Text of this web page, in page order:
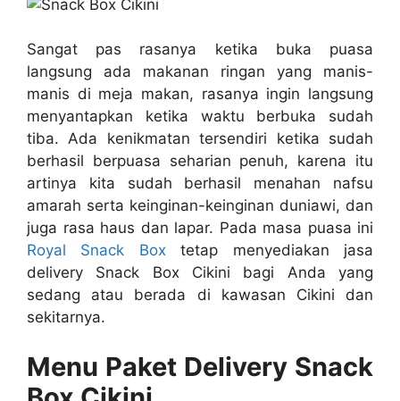
Sangat pas rasanya ketika buka puasa
langsung ada makanan ringan yang manis-
manis di meja makan, rasanya ingin langsung
menyantapkan ketika waktu berbuka sudah
tiba. Ada kenikmatan tersendiri ketika sudah
berhasil berpuasa seharian penuh, karena itu
artinya kita sudah berhasil menahan nafsu
amarah serta keinginan-keinginan duniawi, dan
juga rasa haus dan lapar. Pada masa puasa ini
Royal Snack Boxtetap menyediakan jasa
delivery Snack Box Cikini bagi Anda yang
sedang atau berada di kawasan Cikini dan
sekitarnya.
Menu Paket Delivery Snack